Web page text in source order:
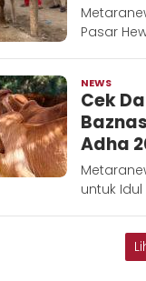
Pasar
NEWS
D
Cek
Adha
untuk